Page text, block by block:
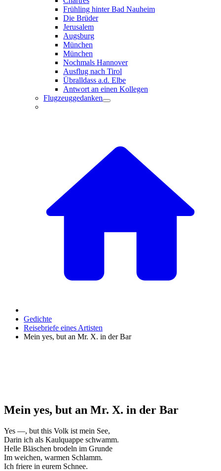
Frühling hinter Bad Nauheim
Die Brüder
Jerusalem
Augsburg
München
München
Nochmals Hannover
Ausflug nach Tirol
Übralldass a.d. Elbe
Antwort an einen Kollegen
Flugzeuggedanken
Gedichte
Reisebriefe eines Artisten
Mein yes, but an Mr. X. in der Bar
Mein yes, but an Mr. X. in der Bar
Yes —, but this Volk ist mein See,
Darin ich als Kaulquappe schwamm.
Helle Bläschen brodeln im Grunde
Im weichen, warmen Schlamm.
Ich friere in eurem Schnee.